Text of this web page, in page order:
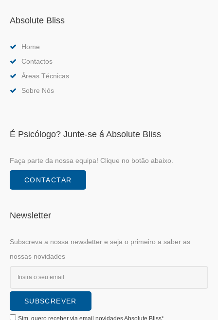
Absolute Bliss
Home
Contactos
Áreas Técnicas
Sobre Nós
É Psicólogo? Junte-se á Absolute Bliss
Faça parte da nossa equipa! Clique no botão abaixo.
CONTACTAR
Newsletter
Subscreva a nossa newsletter e seja o primeiro a saber as
nossas novidades
Sim, quero receber via email novidades Absolute Bliss*